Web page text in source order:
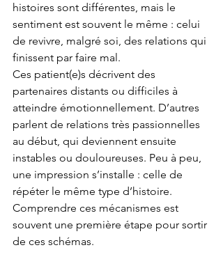
histoires sont différentes, mais le
sentiment est souvent le même : celui
de revivre, malgré soi, des relations qui
finissent par faire mal.
Ces patient(e)s décrivent des
partenaires distants ou difficiles à
atteindre émotionnellement. D’autres
parlent de relations très passionnelles
au début, qui deviennent ensuite
instables ou douloureuses. Peu à peu,
une impression s’installe : celle de
répéter le même type d’histoire.
Comprendre ces mécanismes est
souvent une première étape pour sortir
de ces schémas.